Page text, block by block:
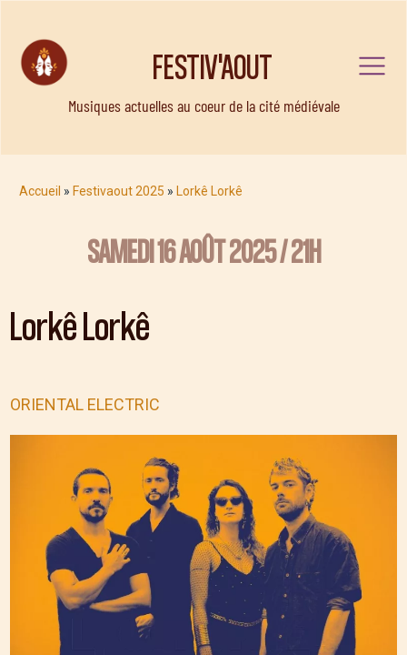
FESTIV'AOUT
Musiques actuelles au coeur de la cité médiévale
Accueil » Festivaout 2025 » Lorkê Lorkê
SAMEDI 16 AOÛT 2025 / 21H
Lorkê Lorkê
ORIENTAL ELECTRIC